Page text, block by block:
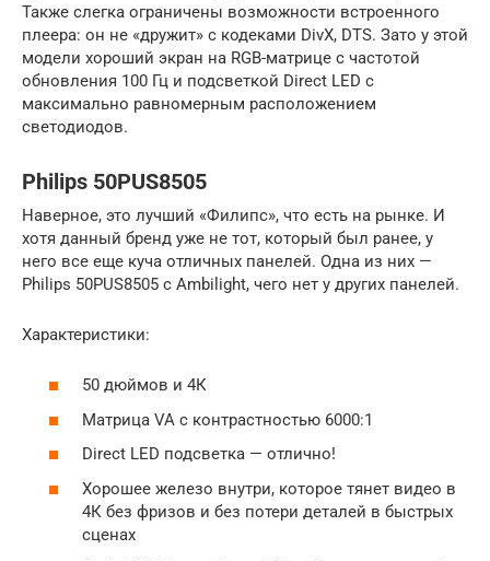
Также слегка ограничены возможности встроенного
плеера: он не «дружит» с кодеками DivX, DTS. Зато у этой
модели хороший экран на RGB-матрице с частотой
обновления 100 Гц и подсветкой Direct LED с
максимально равномерным расположением
светодиодов.
Philips 50PUS8505
Наверное, это лучший «Филипс», что есть на рынке. И
хотя данный бренд уже не тот, который был ранее, у
него все еще куча отличных панелей. Одна из них —
Philips 50PUS8505 с Ambilight, чего нет у других панелей.
Характеристики:
50 дюймов и 4К
Матрица VA с контрастностью 6000:1
Direct LED подсветка — отлично!
Хорошее железо внутри, которое тянет видео в
4К без фризов и без потери деталей в быстрых
сценах